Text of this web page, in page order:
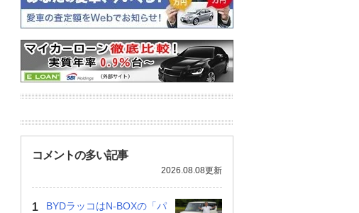
コメントの多い記事
2026.08.08更新
BYDラッコはN-BOXの「パ